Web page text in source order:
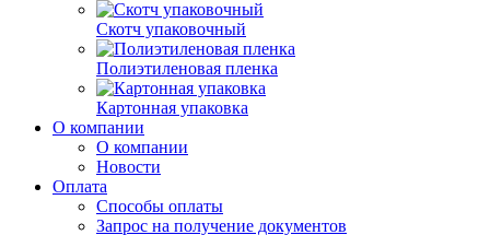
Скотч упаковочный
Полиэтиленовая пленка
Картонная упаковка
О компании
О компании
Новости
Оплата
Способы оплаты
Запрос на получение документов